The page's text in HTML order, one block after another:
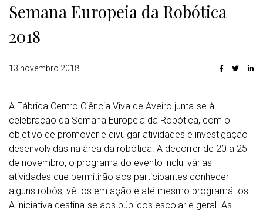
Semana Europeia da Robótica
2018
13 novembro 2018
A Fábrica Centro Ciência Viva de Aveiro junta-se à
celebração da Semana Europeia da Robótica, com o
objetivo de promover e divulgar atividades e investigação
desenvolvidas na área da robótica. A decorrer de 20 a 25
de novembro, o programa do evento inclui várias
atividades que permitirão aos participantes conhecer
alguns robôs, vê-los em ação e até mesmo programá-los.
A iniciativa destina-se aos públicos escolar e geral. As